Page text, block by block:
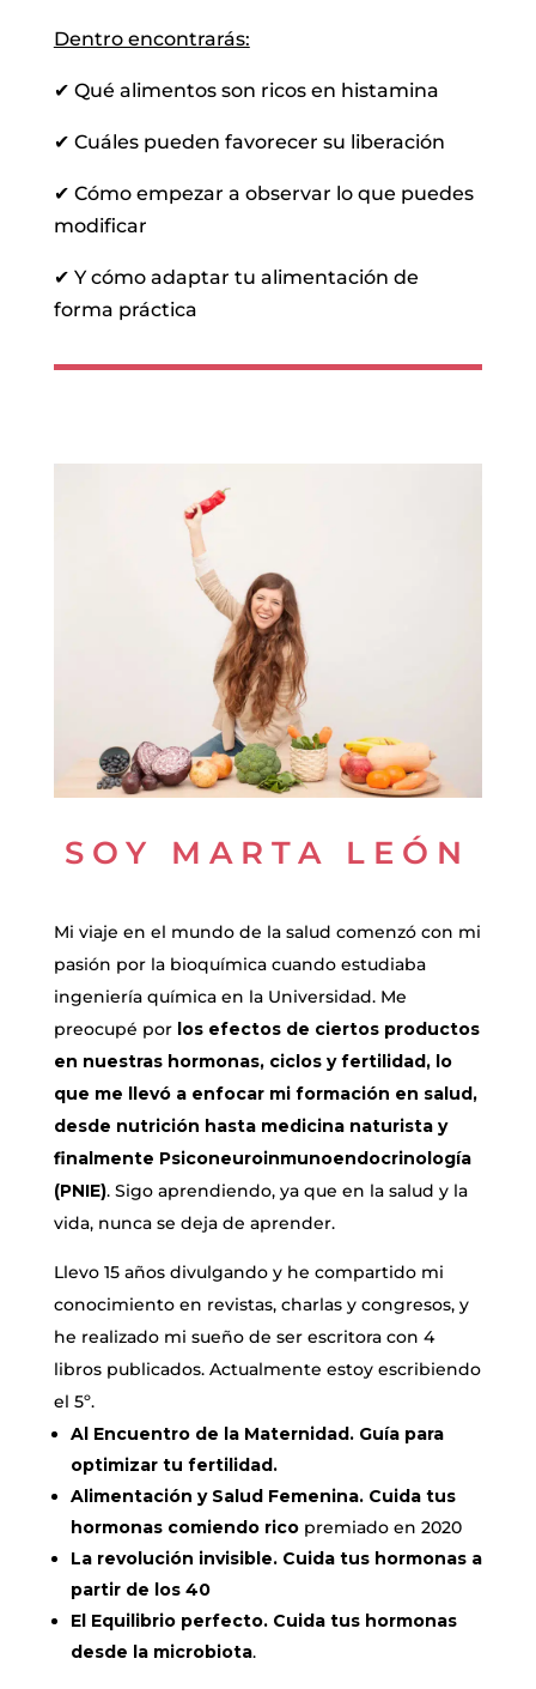
Dentro encontrarás:
✔ Qué alimentos son ricos en histamina
✔ Cuáles pueden favorecer su liberación
✔ Cómo empezar a observar lo que puedes
modificar
✔ Y cómo adaptar tu alimentación de
forma práctica
SOY MARTA LEÓN
Mi viaje en el mundo de la salud comenzó con mi
pasión por la bioquímica cuando estudiaba
ingeniería química en la Universidad. Me
preocupé por los efectos de ciertos productos
en nuestras hormonas, ciclos y fertilidad, lo
que me llevó a enfocar mi formación en salud,
desde nutrición hasta medicina naturista y
finalmente Psiconeuroinmunoendocrinología
(PNIE). Sigo aprendiendo, ya que en la salud y la
vida, nunca se deja de aprender.
Llevo 15 años divulgando y he compartido mi
conocimiento en revistas, charlas y congresos, y
he realizado mi sueño de ser escritora con 4
libros publicados. Actualmente estoy escribiendo
el 5º.
Al Encuentro de la Maternidad. Guía para
optimizar tu fertilidad.
Alimentación y Salud Femenina. Cuida tus
hormonas comiendo ricopremiado en 2020
La revolución invisible. Cuida tus hormonas a
partir de los 40
El Equilibrio perfecto. Cuida tus hormonas
desde la microbiota.